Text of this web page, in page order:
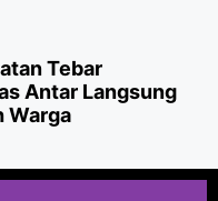
Tebar
Antar Langsung
Warga